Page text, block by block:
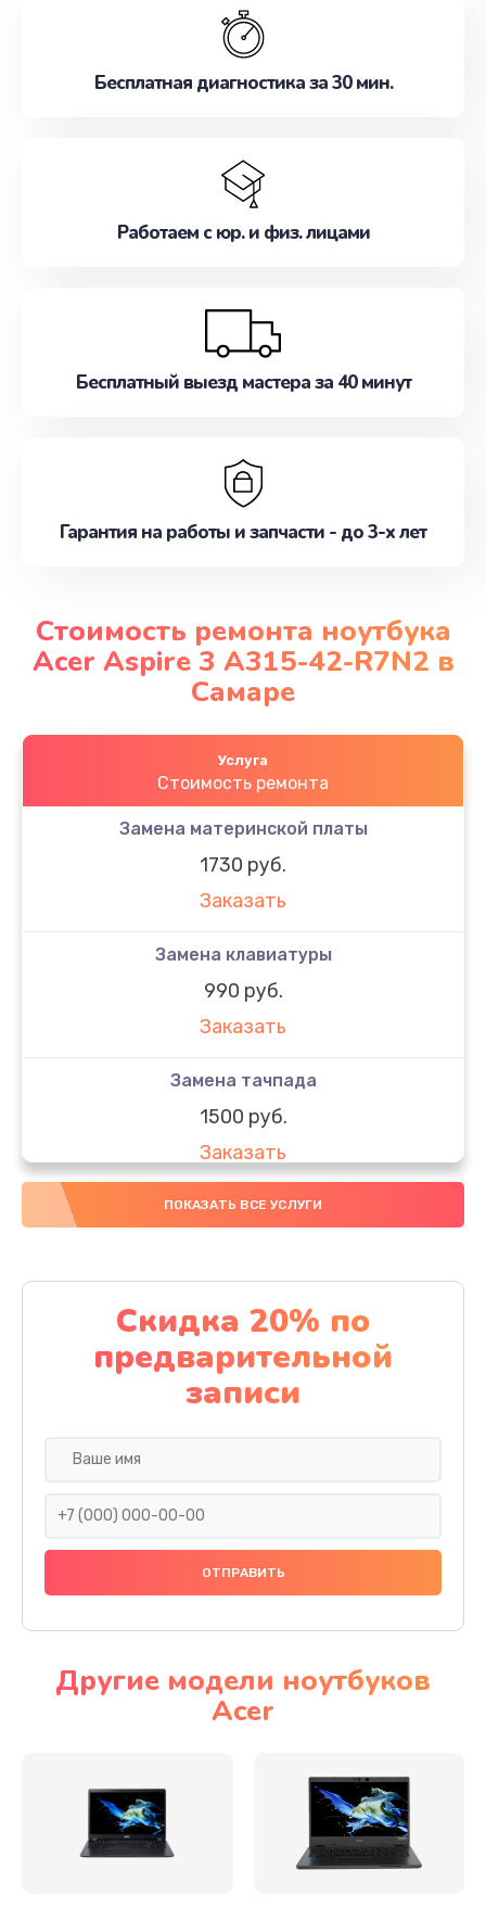
наилучшим образом. Не медлите записаться на
Бесплатная диагностика за 30 мин.
Работаем с юр. и физ. лицами
Бесплатный выезд мастера за 40 минут
Гарантия на работы и запчасти - до 3-х лет
Стоимость ремонта ноутбука
Acer Aspire 3 A315-42-R7N2 в
Самаре
Услуга
Стоимость ремонта
Замена материнской платы
1730 руб.
Заказать
Замена клавиатуры
990 руб.
Заказать
Замена тачпада
1500 руб.
Заказать
Замена южного моста
Заказать
Чистка от пыли
1060 руб.
Заказать
Ремонт подсветки
Настройка BIOS
Замена видеочипа
ПОКАЗАТЬ ВСЕ УСЛУГИ
Скидка 20% по
предварительной
записи
Другие модели ноутбуков
Acer